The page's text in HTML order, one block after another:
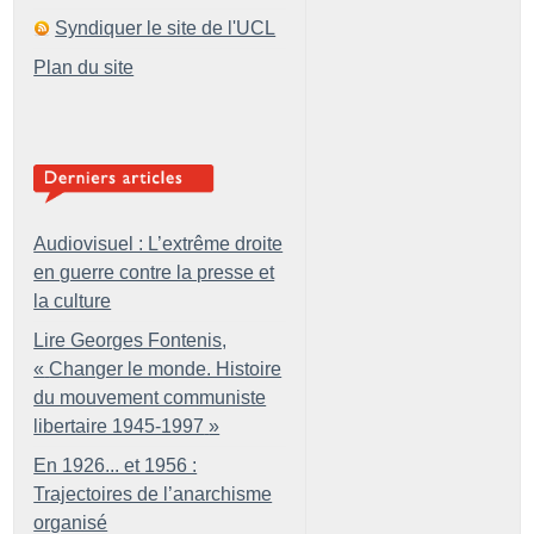
Syndiquer le site de l'UCL
Plan du site
Audiovisuel : L’extrême droite
en guerre contre la presse et
la culture
Lire Georges Fontenis,
« Changer le monde. Histoire
du mouvement communiste
libertaire 1945-1997 »
En 1926... et 1956 :
Trajectoires de l’anarchisme
organisé